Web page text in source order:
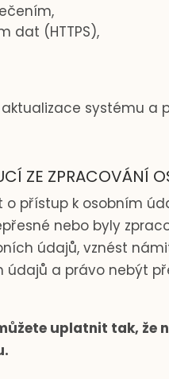
dat (HTTPS),
systému a
ZE ZPRACOVÁNÍ
o přístup k osobním
nebo byly
údajů, vznést
údajů a právo nebýt
uplatnit tak,